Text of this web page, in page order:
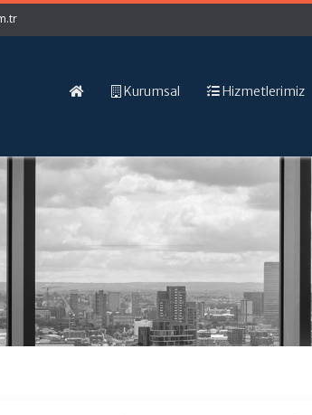
Kurumsal Hizmetlerimiz